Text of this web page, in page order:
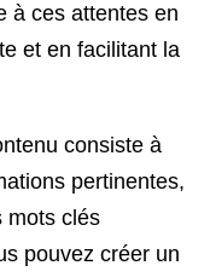
à ces attentes en
et en facilitant la
consiste à
pertinentes,
mots clés
pouvez créer un